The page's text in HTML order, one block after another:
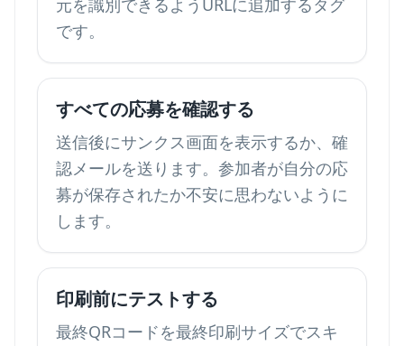
元を識別できるようURLに追加するタグ
です。
すべての応募を確認する
送信後にサンクス画面を表示するか、確
認メールを送ります。参加者が自分の応
募が保存されたか不安に思わないように
します。
印刷前にテストする
最終QRコードを最終印刷サイズでスキ